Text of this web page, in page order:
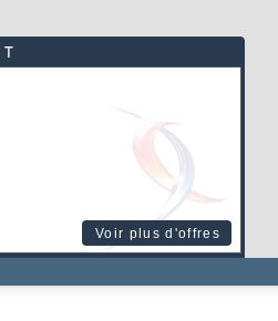
Voir plus d'offres